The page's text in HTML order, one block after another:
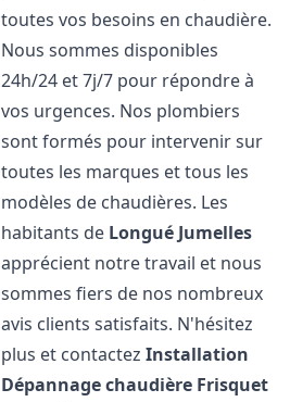
toutes vos besoins en chaudière.
Nous sommes disponibles
24h/24 et 7j/7 pour répondre à
vos urgences. Nos plombiers
sont formés pour intervenir sur
toutes les marques et tous les
modèles de chaudières. Les
habitants de Longué Jumelles
apprécient notre travail et nous
sommes fiers de nos nombreux
avis clients satisfaits. N'hésitez
plus et contactezInstallation
Dépannage chaudière Frisquet